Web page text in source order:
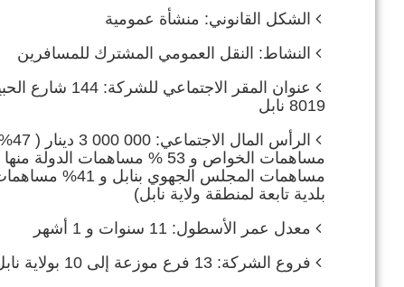
الشكل القانوني: منشأة عمومية
النشاط: النقل العمومي المشترك للمسافرين
عنوان المقر الاجتماعي
8019 نابل
الرأس المال الاجتماعي: 000
بلدية تابعة لمنطقة ولاية نابل)
معدل عمر الأسطول: 11 سنوات و 1 أشهر
فروع الشركة: 13 فرع موزعة إلى 10 بولاية نابل و 2 بولاية زغوان وفرع بمحطة تونس الجنوبية (باب عليوة)